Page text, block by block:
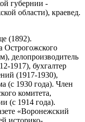
губернии -
области), краевед.
(1892).
Острогожского
делопроизводитель
1917), бухгалтер
(1917-1930),
(с 1930 года). Член
комитета,
(с 1914 года).
«Воронежский
историко-